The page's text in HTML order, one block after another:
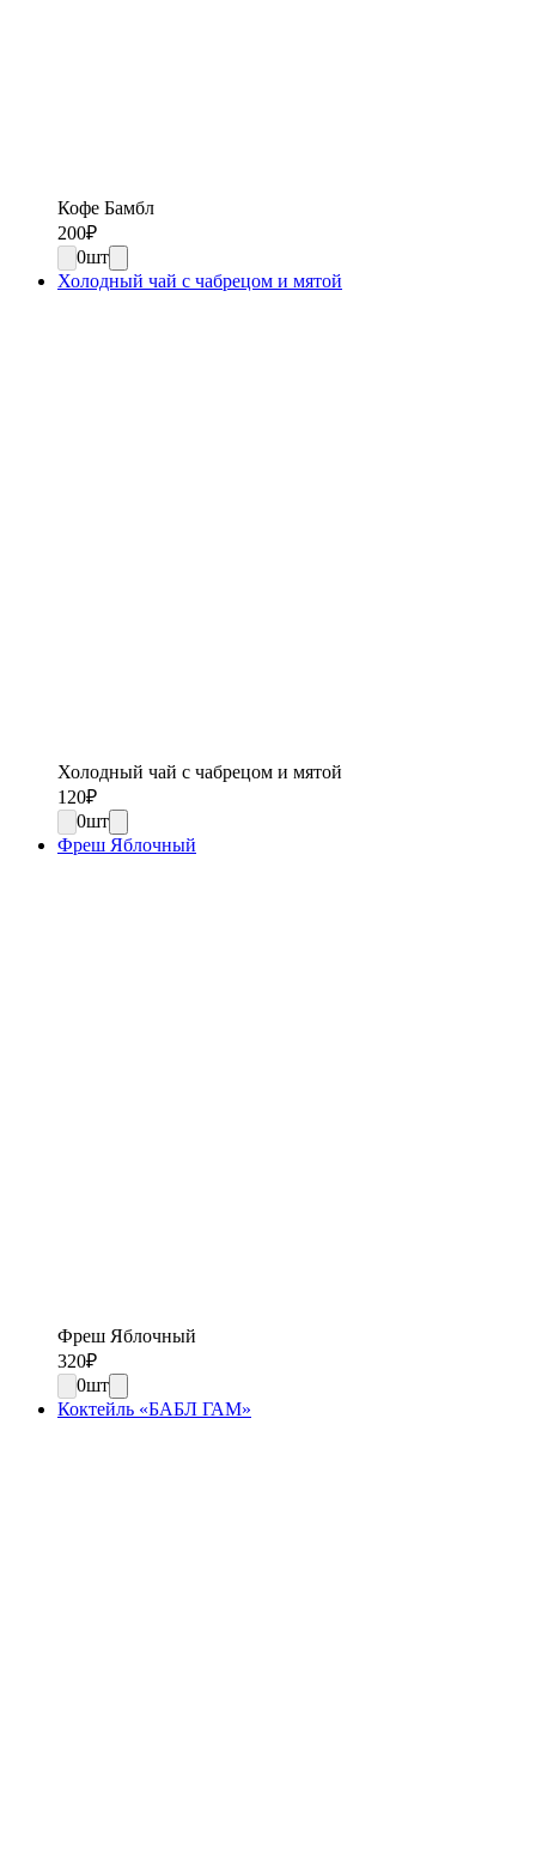
Кофе Бамбл
200₽
0шт
Холодный чай с чабрецом и мятой
Холодный чай с чабрецом и мятой
120₽
0шт
Фреш Яблочный
Фреш Яблочный
320₽
0шт
Коктейль «БАБЛ ГАМ»